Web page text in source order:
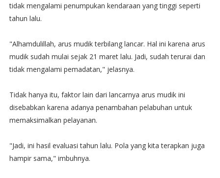
tidak mengalami penumpukan kendaraan yang tinggi seperti
tahun lalu.
"Alhamdulillah, arus mudik terbilang lancar. Hal ini karena arus
mudik sudah mulai sejak 21 maret lalu. Jadi, sudah terurai dan
tidak mengalami pemadatan," jelasnya.
Tidak hanya itu, faktor lain dari lancarnya arus mudik ini
disebabkan karena adanya penambahan pelabuhan untuk
memaksimalkan pelayanan.
"Jadi, ini hasil evaluasi tahun lalu. Pola yang kita terapkan juga
hampir sama," imbuhnya.